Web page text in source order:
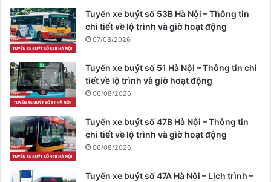
Tuyến xe buýt số 53B Hà Nội – Thông tin
chi tiết về lộ trình và giờ hoạt động
07/08/2026
Tuyến xe buýt số 51 Hà Nội – Thông tin chi
tiết về lộ trình và giờ hoạt động
06/08/2026
Tuyến xe buýt số 47B Hà Nội – Thông tin
chi tiết về lộ trình và giờ hoạt động
06/08/2026
Tuyến xe buýt số 47A Hà Nội – Lịch trình –